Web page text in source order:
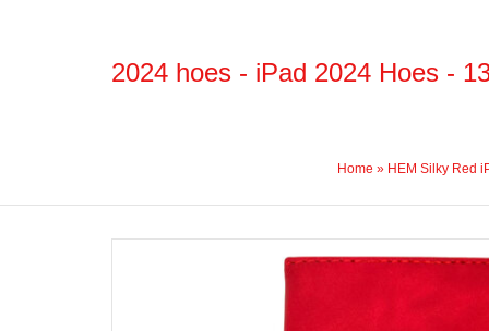
2024 hoes - iPad 2024 Hoes -
Home » HEM Silky Red